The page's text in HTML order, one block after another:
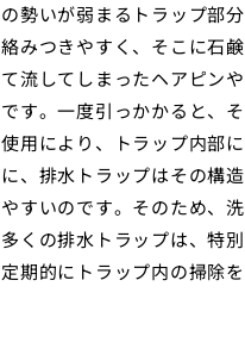
勢いが弱まるトラップ部分
みつきやすく、そこに石鹸
流してしまったヘアピンや
す。一度引っかかると、そ
用により、トラップ内部に
、排水トラップはその構造
すいのです。そのため、洗
くの排水トラップは、特別
期的にトラップ内の掃除を